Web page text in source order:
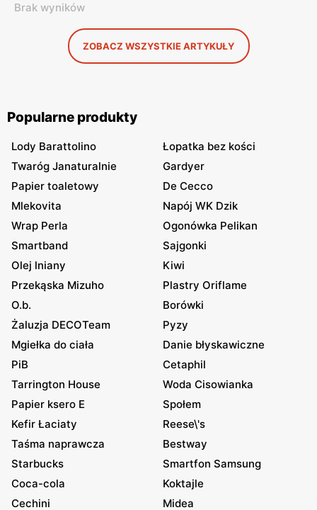
Brak wyników
ZOBACZ WSZYSTKIE ARTYKUŁY
Popularne produkty
Lody Barattolino
Łopatka bez kości
Twaróg Janaturalnie
Gardyer
Papier toaletowy
De Cecco
Mlekovita
Napój WK Dzik
Wrap Perla
Ogonówka Pelikan
Smartband
Sajgonki
Olej lniany
Kiwi
Przekąska Mizuho
Plastry Oriflame
O.b.
Borówki
Żaluzja DECOTeam
Pyzy
Mgiełka do ciała
Danie błyskawiczne
PiB
Cetaphil
Tarrington House
Woda Cisowianka
Papier ksero E
Społem
Kefir Łaciaty
Reese\'s
Taśma naprawcza
Bestway
Starbucks
Smartfon Samsung
Coca-cola
Koktajle
Cechini
Midea